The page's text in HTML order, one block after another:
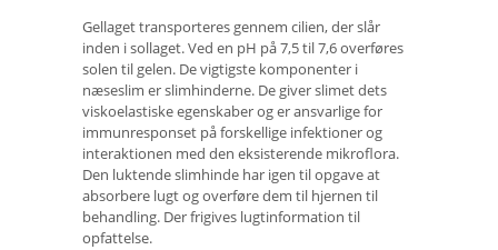
Gellaget transporteres gennem cilien, der slår
inden i sollaget. Ved en pH på 7,5 til 7,6 overføres
solen til gelen. De vigtigste komponenter i
næseslim er slimhinderne. De giver slimet dets
viskoelastiske egenskaber og er ansvarlige for
immunresponset på forskellige infektioner og
interaktionen med den eksisterende mikroflora.
Den luktende slimhinde har igen til opgave at
absorbere lugt og overføre dem til hjernen til
behandling. Der frigives lugtinformation til
opfattelse.